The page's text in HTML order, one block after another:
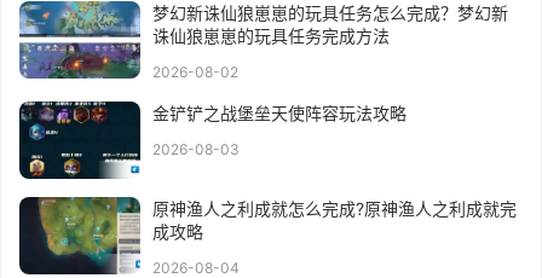
梦幻新诛仙狼崽崽的玩具任务怎么完成？梦幻新
诛仙狼崽崽的玩具任务完成方法
2026-08-02
金铲铲之战堡垒天使阵容玩法攻略
2026-08-03
原神渔人之利成就怎么完成?原神渔人之利成就完
成攻略
2026-08-04